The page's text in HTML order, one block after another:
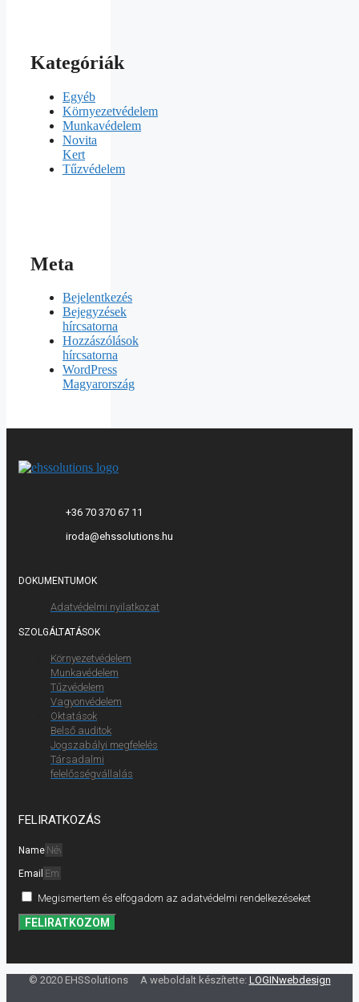
Kategóriák
Egyéb
Környezetvédelem
Munkavédelem
Novita
Kert
Tűzvédelem
Meta
Bejelentkezés
Bejegyzések
hírcsatorna
Hozzászólások
hírcsatorna
WordPress
Magyarország
+36 70 370 67 11
iroda@ehssolutions.hu
DOKUMENTUMOK
Adatvédelmi nyilatkozat
SZOLGÁLTATÁSOK
Környezetvédelem
Munkavédelem
Tűzvédelem
Vagyonvédelem
Oktatások
Belső auditok
Jogszabályi megfelelés
Társadalmi
felelősségvállalás
FELIRATKOZÁS
Name
Email
Megismertem és elfogadom az adatvédelmi rendelkezéseket
FELIRATKOZOM
© 2020 EHSSolutions A weboldalt készítette: LOGINwebdesign